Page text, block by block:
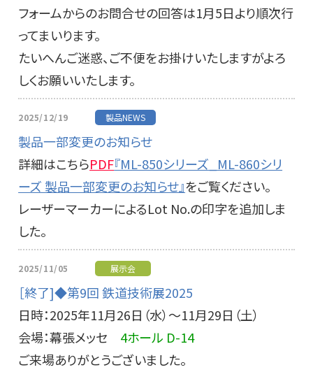
フォームからのお問合せの回答は1月5日より順次行
ってまいります。
たいへんご迷惑、ご不便をお掛けいたしますがよろ
しくお願いいたします。
2025/12/19 製品NEWS
製品一部変更のお知らせ
詳細はこちらPDF『ML-850シリーズ_ML-860シリ
ーズ 製品一部変更のお知らせ』をご覧ください。
レーザーマーカーによるLot No.の印字を追加しま
した。
2025/11/05 展示会
［終了]◆第9回 鉄道技術展2025
日時：2025年11月26日（水）～11月29日（土）
会場：幕張メッセ 4ホール D-14
ご来場ありがとうございました。